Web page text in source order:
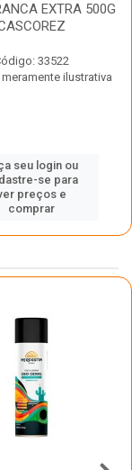
EXTRA 500G
33522
ilustrativa
seu login ou
se para
preços e
comprar